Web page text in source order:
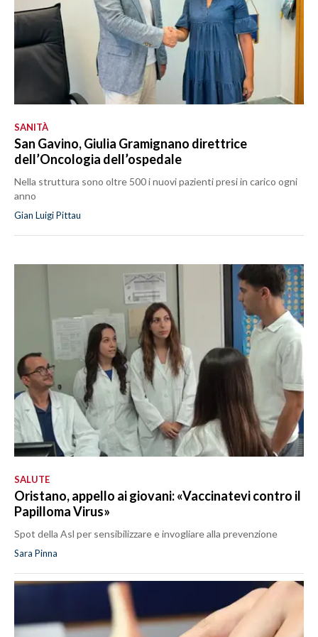
SANITÀ
San Gavino, Giulia Gramignano direttrice
dell’Oncologia dell’ospedale
Nella struttura sono oltre 500 i nuovi pazienti presi in carico ogni
anno
Gian Luigi Pittau
SALUTE
Oristano, appello ai giovani: «Vaccinatevi contro il
Papilloma Virus»
Spot della Asl per sensibilizzare e invogliare alla prevenzione
Sara Pinna